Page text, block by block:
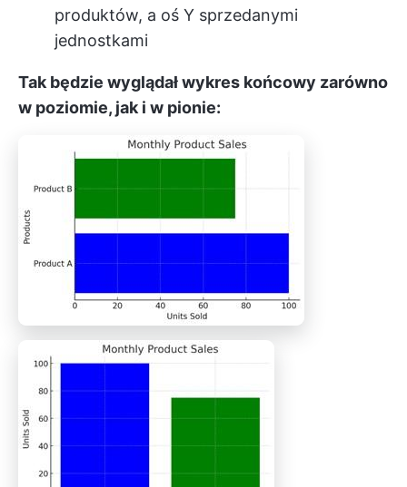
produktów, a oś Y sprzedanymi
jednostkami
Tak będzie wyglądał wykres końcowy zarówno
w poziomie, jak i w pionie: